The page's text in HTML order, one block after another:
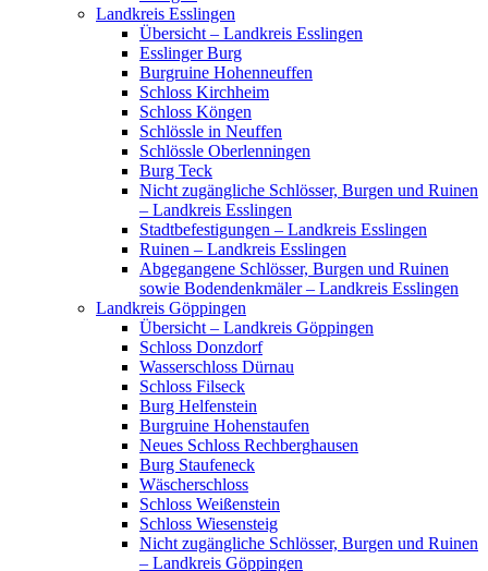
Landkreis Esslingen
Übersicht – Landkreis Esslingen
Esslinger Burg
Burgruine Hohenneuffen
Schloss Kirchheim
Schloss Köngen
Schlössle in Neuffen
Schlössle Oberlenningen
Burg Teck
Nicht zugängliche Schlösser, Burgen und Ruinen
– Landkreis Esslingen
Stadtbefestigungen – Landkreis Esslingen
Ruinen – Landkreis Esslingen
Abgegangene Schlösser, Burgen und Ruinen
sowie Bodendenkmäler – Landkreis Esslingen
Landkreis Göppingen
Übersicht – Landkreis Göppingen
Schloss Donzdorf
Wasserschloss Dürnau
Schloss Filseck
Burg Helfenstein
Burgruine Hohenstaufen
Neues Schloss Rechberghausen
Burg Staufeneck
Wäscherschloss
Schloss Weißenstein
Schloss Wiesensteig
Nicht zugängliche Schlösser, Burgen und Ruinen
– Landkreis Göppingen